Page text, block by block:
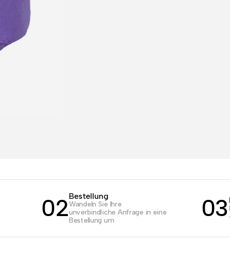
02Bestellung
Wandeln Sie Ihre
unverbindliche Anfrage in eine
Bestellung um
03